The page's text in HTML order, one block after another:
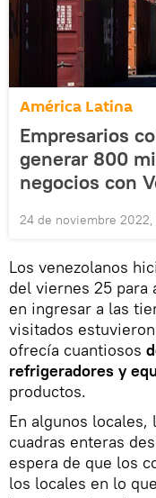
América Latina
Empresarios
generar 800
negocios con
24 de noviembre 2022,
Los venezolanos
del viernes 25 para
en ingresar a las
visitados
ofrecía cuantiosos
refrigeradores y
productos.
En algunos locales,
cuadras enteras
espera de que los
los locales en lo